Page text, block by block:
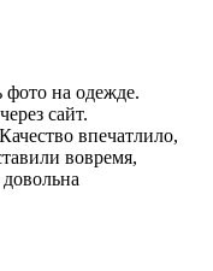
фото на одежде.
сайт.
впечатлило,
вовремя,